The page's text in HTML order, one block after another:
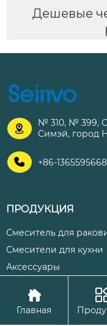
Дешевые

№ 310, № 399,
Симэй, город
 +86-
ПРОДУКЦИЯ
Смеситель для
Смесители для кухни
Аксессуары
Авторское право©ООО
комната

Главная